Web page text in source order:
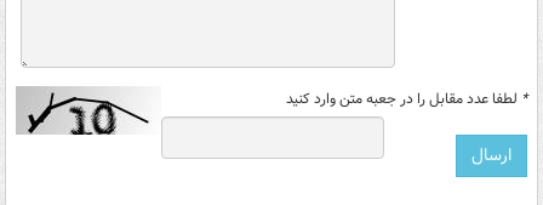
* لطفا عدد مقابل را در جعبه متن وارد کنید